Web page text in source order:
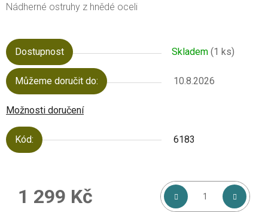
Nádherné ostruhy z hnědé oceli
Dostupnost Skladem (1 ks)
Můžeme doručit do: 10.8.2026
Možnosti doručení
Kód: 6183
1 299 Kč